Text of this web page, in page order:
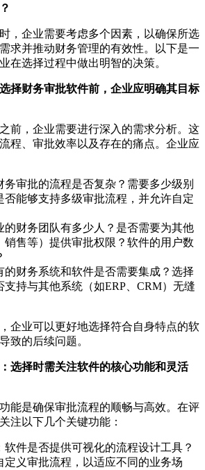
，企业需要考虑多个因素，以确保所选
求并推动财务管理的有效性。以下是一
在选择过程中做出明智的决策。
择财务审批软件前，企业应明确其目标
前，企业需要进行深入的需求分析。这
程、审批效率以及存在的痛点。企业应
务审批的流程是否复杂？需要多少级别
否能够支持多级审批流程，并允许自定
的财务团队有多少人？是否需要为其他
销售等）提供审批权限？软件的用户数
的财务系统和软件是否需要集成？选择
支持与其他系统（如ERP、CRM）无缝
企业可以更好地选择符合自身特点的软
致的后续问题。
选择时需关注软件的核心功能和灵活
能是确保审批流程的顺畅与高效。在评
注以下几个关键功能：
软件是否提供可视化的流程设计工具？
定义审批流程，以适应不同的业务场